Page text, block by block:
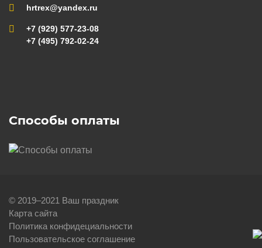
hrtrex@yandex.ru
+7 (929) 577-23-08
+7 (495) 792-02-24
Способы оплаты
© 2019–2021 Ваш праздник
Карта сайта
Политика конфидециальности
Пользовательское соглашение